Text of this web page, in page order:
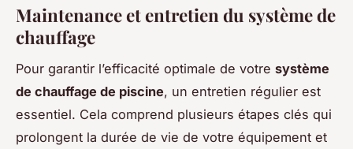
Maintenance et entretien du système de
chauffage
Pour garantir l’efficacité optimale de votre système
de chauffage de piscine, un entretien régulier est
essentiel. Cela comprend plusieurs étapes clés qui
prolongent la durée de vie de votre équipement et